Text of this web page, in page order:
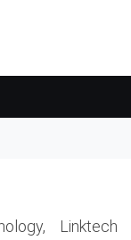
Linktech